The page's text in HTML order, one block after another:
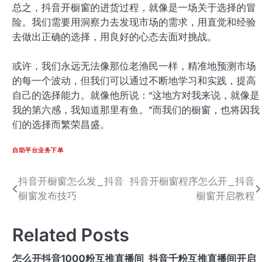
总之，抖音开橱窗的进货过程，就像是一场关于选择的冒
险。我们需要用洞察力去发现市场的需求，用直觉和经验
去做出正确的选择，用良好的心态去面对挑战。
或许，我们永远无法像那位老渔民一样，精准地预测市场
的每一个波动，但我们可以通过不断地学习和实践，提高
自己的选择能力。就像他所说：“这地方对我来说，就像是
我的第六感，我知道那里有鱼。”而我们的橱窗，也将因我
们的选择而繁荣昌盛。
自助平台业务下单
文
章
导
航
抖音开橱窗怎么发_抖音
橱窗发布技巧
抖音开橱窗程序怎么开_抖音
橱窗开启教程
Related Posts
怎么开抖音1000粉互推直播间_抖音千粉互推直播间开启